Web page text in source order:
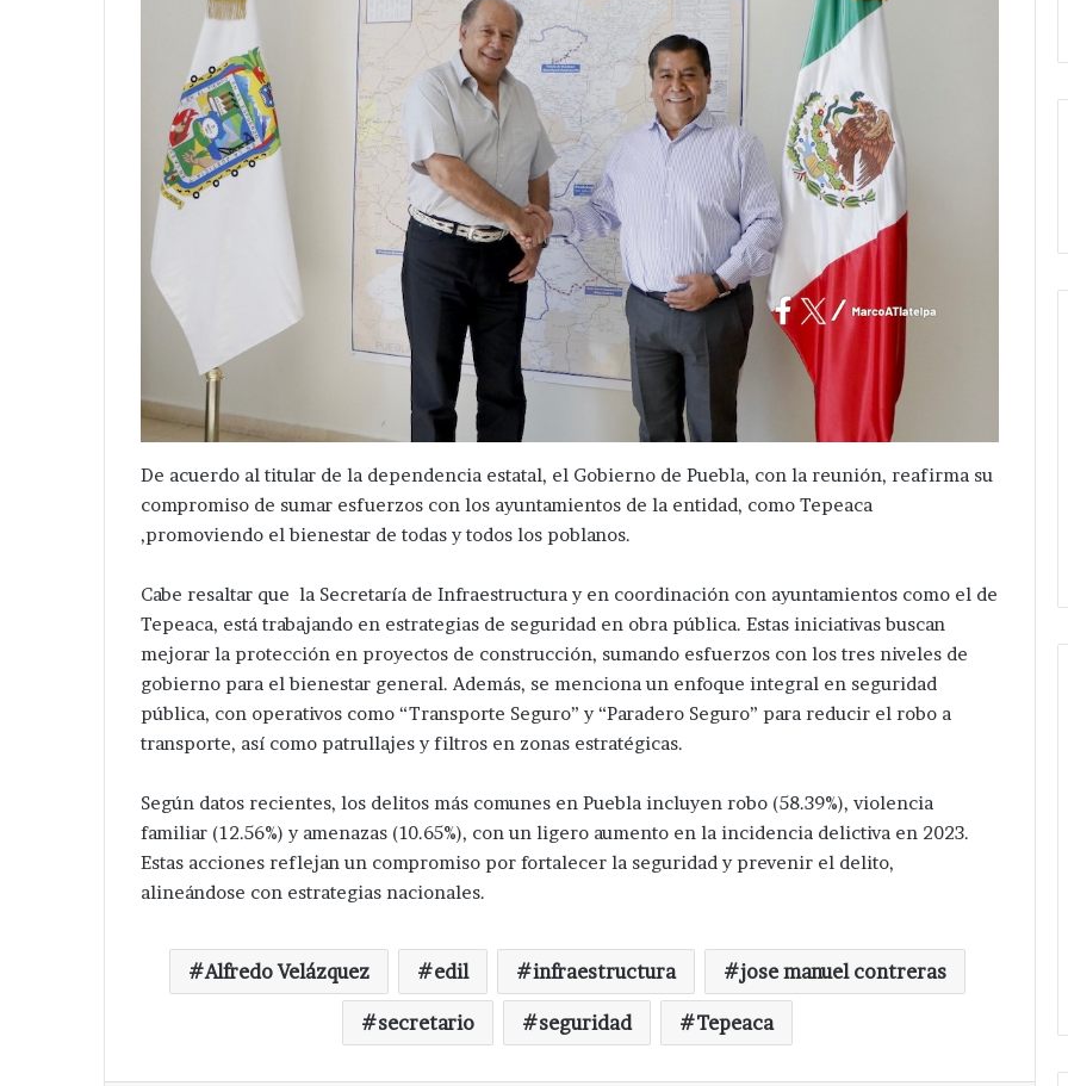
De acuerdo al titular de la dependencia estatal, el Gobierno de Puebla, con la reunión, reafirma su
compromiso de sumar esfuerzos con los ayuntamientos de la entidad, como Tepeaca
,promoviendo el bienestar de todas y todos los poblanos.
Cabe resaltar que la Secretaría de Infraestructura y en coordinación con ayuntamientos como el de
Tepeaca, está trabajando en estrategias de seguridad en obra pública. Estas iniciativas buscan
mejorar la protección en proyectos de construcción, sumando esfuerzos con los tres niveles de
gobierno para el bienestar general. Además, se menciona un enfoque integral en seguridad
pública, con operativos como “Transporte Seguro” y “Paradero Seguro” para reducir el robo a
transporte, así como patrullajes y filtros en zonas estratégicas.
Según datos recientes, los delitos más comunes en Puebla incluyen robo (58.39%), violencia
familiar (12.56%) y amenazas (10.65%), con un ligero aumento en la incidencia delictiva en 2023.
Estas acciones reflejan un compromiso por fortalecer la seguridad y prevenir el delito,
alineándose con estrategias nacionales.
Alfredo Velázquez edil infraestructura jose manuel contreras
secretario seguridad Tepeaca
Aseguran
ilegales
LP
de
ilícita
en
Tepeaca
;
detienen
Hace 2 días
LP de procedencia ilícita en
Tepeaca ; detienen a uno
tres
por
en
zona
arqueológica.
por excavaciones ilegales en
zona arqueológica.